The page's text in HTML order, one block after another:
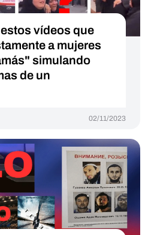
vídeos que
a mujeres
simulando
de un
02/11/2023